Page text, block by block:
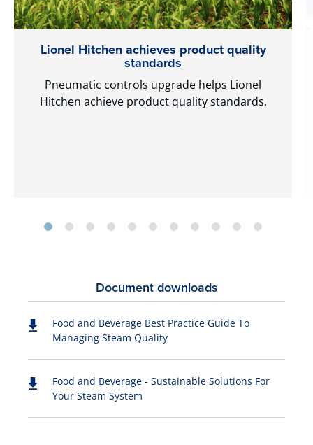
Lionel Hitchen achieves product quality
standards
Pneumatic controls upgrade helps Lionel
Hitchen achieve product quality standards.
Document downloads
Food and Beverage Best Practice Guide To
Managing Steam Quality
Food and Beverage - Sustainable Solutions For
Your Steam System